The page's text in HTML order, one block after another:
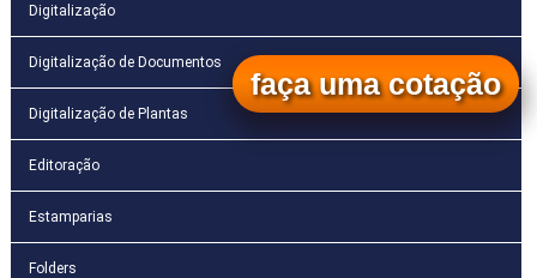
Digitalização
Digitalização de Documentos
Digitalização de Plantas
Editoração
Estamparias
Folders
faça uma cotação